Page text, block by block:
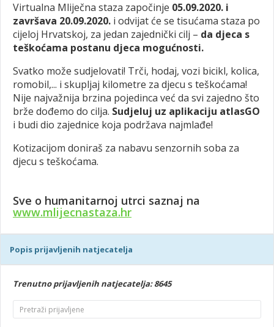
Virtualna Mliječna staza započinje 05.09.2020. i
završava 20.09.2020. i odvijat će se tisućama staza po
cijeloj Hrvatskoj, za jedan zajednički cilj – da djeca s
teškoćama postanu djeca mogućnosti.
Svatko može sudjelovati! Trči, hodaj, vozi bicikl, kolica,
romobil,... i skupljaj kilometre za djecu s teškoćama!
Nije najvažnija brzina pojedinca već da svi zajedno što
brže dođemo do cilja. Sudjeluj uz aplikaciju atlasGO
i budi dio zajednice koja podržava najmlađe!
Kotizacijom doniraš za nabavu senzornih soba za
djecu s teškoćama.
Sve o humanitarnoj utrci saznaj na
www.mlijecnastaza.hr
Popis prijavljenih natjecatelja
Trenutno prijavljenih natjecatelja: 8645